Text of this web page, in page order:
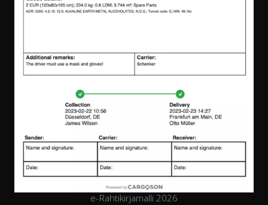
e-Rahtikirjamalli 2026